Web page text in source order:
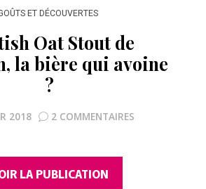
ET DÉCOUVERTES
Oat Stout de
la bière qui avoine
?
2018 2 COMMENTAIRES
LA PUBLICATION